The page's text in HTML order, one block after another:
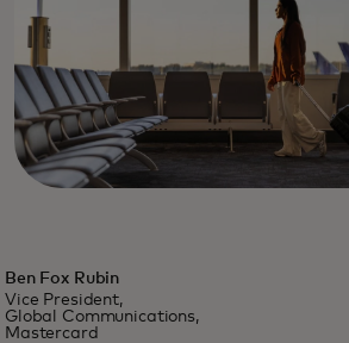
Ben Fox Rubin
Vice President,
Global Communications,
Mastercard